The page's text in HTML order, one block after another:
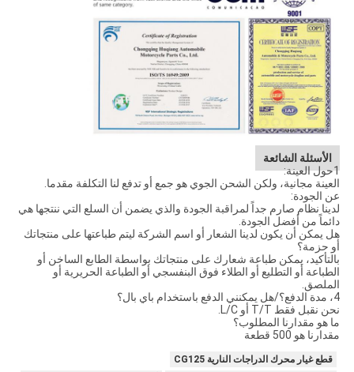
الأسئلة الشائعة
1حول العينة:
العينة مجانية، ولكن الشحن الجوي هو جمع أو تدفع لنا التكلفة مقدما.
عن الجودة:
لدينا نظام صارم جداً لمراقبة الجودة والذي يضمن أن السلع التي ننتجها هي
دائماً من أفضل الجودة.
هل يمكن أن يكون لدينا الشعار أو اسم الشركة ليتم طباعتها على منتجاتك
أو حزمة؟
بالتأكيد، يمكن طباعة شعارك على منتجاتك بواسطة الطابع الساخن أو
الطباعة أو التطليع أو الطلاء فوق البنفسجي أو الطباعة الحريرية أو
الملصق.
4، مدة الدفع؟/هل يمكنني الدفع باستخدام باي بال؟
نحن نقبل فقط T/T أو L/C.
ما هو مقدارنا المطلوب؟
مقدارنا هو 500 قطعة
قطع غيار محرك الدراجات النارية CG125